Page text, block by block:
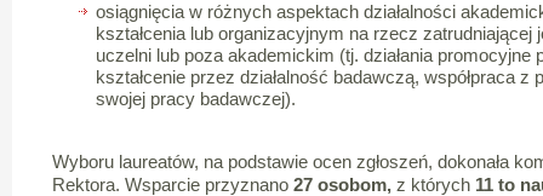
osiągnięcia w różnych aspektach działalności
kształcenia lub organizacyjnym na rzecz zatrudniającej
uczelni lub poza akademickim (tj. działania promocyjne
kształcenie przez działalność badawczą, współpraca
swojej pracy badawczej).
Wyboru laureatów, na podstawie ocen zgłoszeń, dokonała
Rektora. Wsparcie przyznano 27 osobom,z których 11 to